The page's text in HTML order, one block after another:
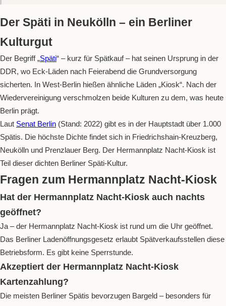
Der Späti in Neukölln – ein Berliner
Kulturgut
Der Begriff „Späti“ – kurz für Spätkauf – hat seinen Ursprung in der
DDR, wo Eck-Läden nach Feierabend die Grundversorgung
sicherten. In West-Berlin hießen ähnliche Läden „Kiosk“. Nach der
Wiedervereinigung verschmolzen beide Kulturen zu dem, was heute
Berlin prägt.
Laut Senat Berlin (Stand: 2022) gibt es in der Hauptstadt über 1.000
Spätis. Die höchste Dichte findet sich in Friedrichshain-Kreuzberg,
Neukölln und Prenzlauer Berg. Der Hermannplatz Nacht-Kiosk ist
Teil dieser dichten Berliner Späti-Kultur.
Fragen zum Hermannplatz Nacht-Kiosk
Hat der Hermannplatz Nacht-Kiosk auch nachts
geöffnet?
Ja – der Hermannplatz Nacht-Kiosk ist rund um die Uhr geöffnet.
Das Berliner Ladenöffnungsgesetz erlaubt Spätverkaufsstellen diese
Betriebsform. Es gibt keine Sperrstunde.
Akzeptiert der Hermannplatz Nacht-Kiosk
Kartenzahlung?
Die meisten Berliner Spätis bevorzugen Bargeld – besonders für